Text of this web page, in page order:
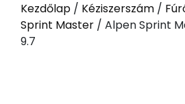
Kezdőlap / Kéziszerszám /
Sprint Master / Alpen Sprint
9.7